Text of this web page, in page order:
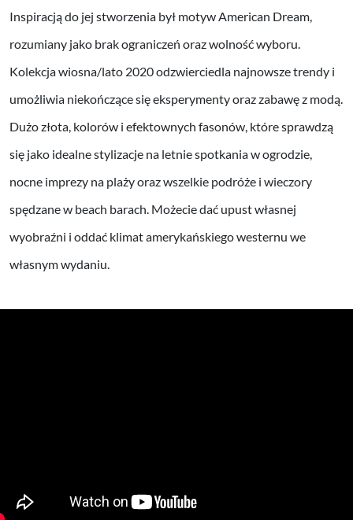
Inspiracją do jej stworzenia był motyw American Dream,
rozumiany jako brak ograniczeń oraz wolność wyboru.
Kolekcja wiosna/lato 2020 odzwierciedla najnowsze trendy i
umożliwia niekończące się eksperymenty oraz zabawę z modą.
Dużo złota, kolorów i efektownych fasonów, które sprawdzą
się jako idealne stylizacje na letnie spotkania w ogrodzie,
nocne imprezy na plaży oraz wszelkie podróże i wieczory
spędzane w beach barach. Możecie dać upust własnej
wyobraźni i oddać klimat amerykańskiego westernu we
własnym wydaniu.